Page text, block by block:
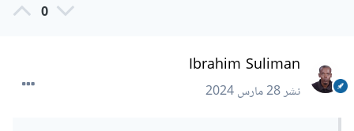
0
Ibrahim Suliman
نشر28 مارس 2024